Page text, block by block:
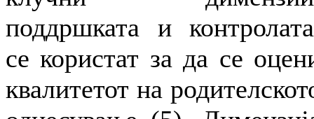
поддршката и
се користат за да се
квалитетот на